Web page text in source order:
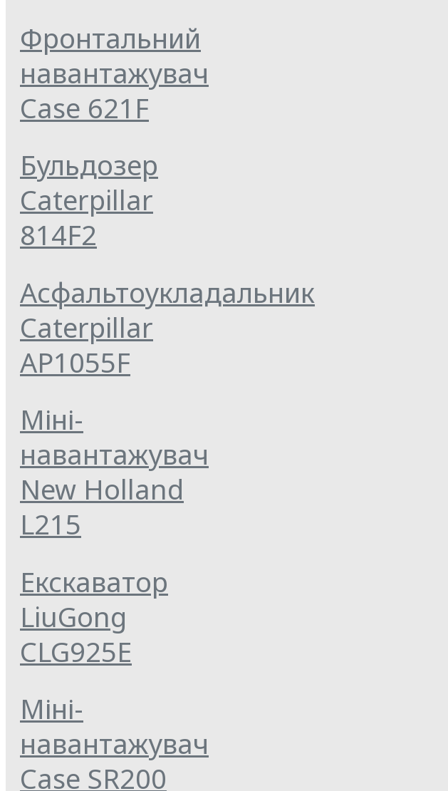
Фронтальний
навантажувач
Case 621F
Бульдозер
Caterpillar
814F2
Асфальтоукладальник
Caterpillar
AP1055F
Міні-
навантажувач
New Holland
L215
Екскаватор
LiuGong
CLG925E
Міні-
навантажувач
Case SR200